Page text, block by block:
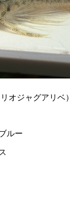
オジャグアリベ）
ルー